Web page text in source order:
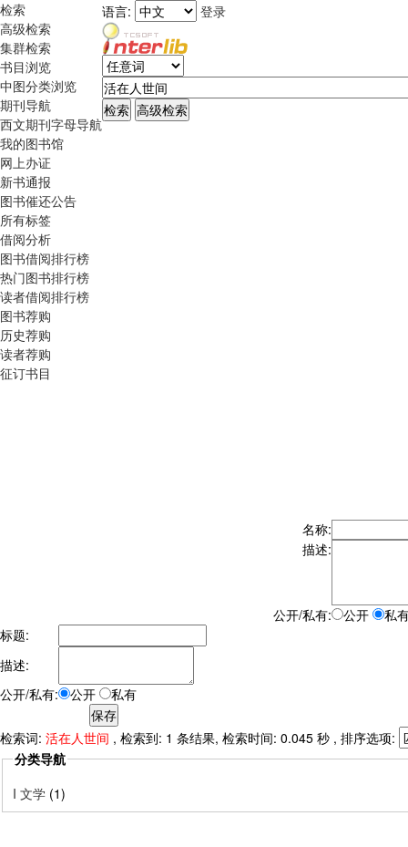
检索
高级检索
集群检索
书目浏览
中图分类浏览
期刊导航
西文期刊字母导航
我的图书馆
网上办证
新书通报
图书催还公告
所有标签
借阅分析
图书借阅排行榜
热门图书排行榜
读者借阅排行榜
图书荐购
历史荐购
读者荐购
征订书目
语言: 登录
名称:
描述:
公开/私有: 公开
私
标题:
描述:
公开/私有:
公开 私有
检索词: 活在人世间 , 检索到: 1 条结果, 检索时间: 0.045 秒 , 排序选项:
分类导航
I 文学 (1)